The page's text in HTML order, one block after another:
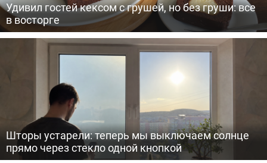
Удивил гостей кексом с грушей, но без груши: все
в восторге
Шторы устарели: теперь мы выключаем солнце
прямо через стекло одной кнопкой